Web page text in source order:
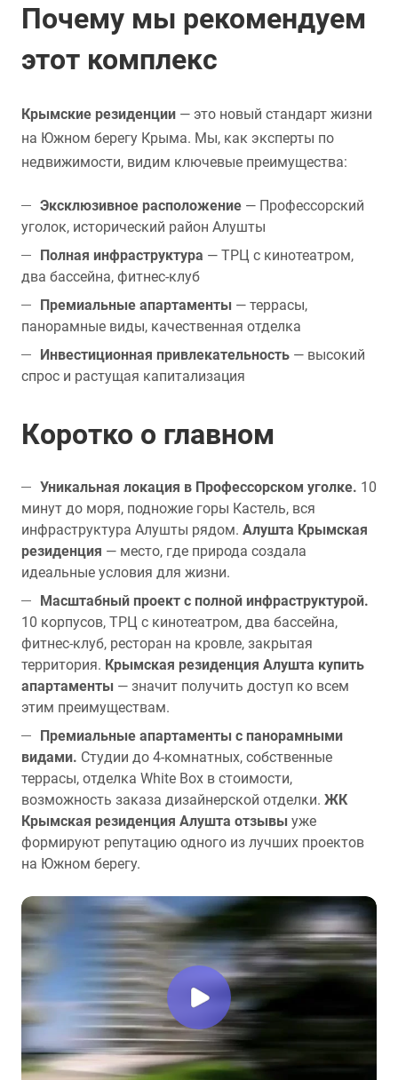
Почему мы рекомендуем
этот комплекс
Крымские резиденции — это новый стандарт жизни
на Южном берегу Крыма. Мы, как эксперты по
недвижимости, видим ключевые преимущества:
Эксклюзивное расположение — Профессорский
уголок, исторический район Алушты
Полная инфраструктура — ТРЦ с кинотеатром,
два бассейна, фитнес-клуб
Премиальные апартаменты — террасы,
панорамные виды, качественная отделка
Инвестиционная привлекательность — высокий
спрос и растущая капитализация
Коротко о главном
Уникальная локация в Профессорском уголке. 10
минут до моря, подножие горы Кастель, вся
инфраструктура Алушты рядом. Алушта Крымская
резиденция — место, где природа создала
идеальные условия для жизни.
Масштабный проект с полной инфраструктурой.
10 корпусов, ТРЦ с кинотеатром, два бассейна,
фитнес-клуб, ресторан на кровле, закрытая
территория. Крымская резиденция Алушта купить
апартаменты — значит получить доступ ко всем
этим преимуществам.
Премиальные апартаменты с панорамными
видами. Студии до 4-комнатных, собственные
террасы, отделка White Box в стоимости,
возможность заказа дизайнерской отделки. ЖК
Крымская резиденция Алушта отзывы уже
формируют репутацию одного из лучших проектов
на Южном берегу.